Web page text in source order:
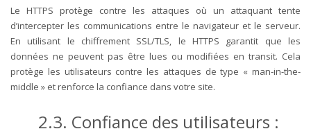
Le HTTPS protège contre les attaques où un attaquant tente
d’intercepter les communications entre le navigateur et le serveur.
En utilisant le chiffrement SSL/TLS, le HTTPS garantit que les
données ne peuvent pas être lues ou modifiées en transit. Cela
protège les utilisateurs contre les attaques de type « man-in-the-
middle » et renforce la confiance dans votre site.
2.3. Confiance des utilisateurs :